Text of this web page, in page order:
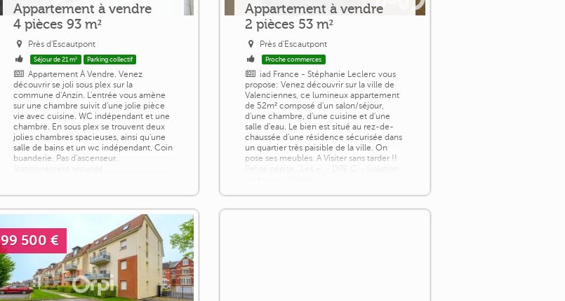
Appartement à vendre
4 pièces 93 m²
Près d'Escautpont
Séjour de 21 m² Parking collectif
Appartement À Vendre. Venez
découvrir se joli sous plex sur la
commune d'Anzin. L'entrée vous amène
sur une chambre suivit d'une jolie pièce
vie avec cuisine. WC indépendant et une
chambre. En sous plex se trouvent deux
jolies chambres spacieuses, ainsi qu'une
salle de bains et un wc indépendant. Coin
buanderie. Pas d'ascenseur.
Appartement à vendre
2 pièces 53 m²
Près d'Escautpont
Proche commerces
iad France - Stéphanie Leclerc vous
propose: Venez découvrir sur la ville de
Valenciennes, ce lumineux appartement
de 52m² composé d'un salon/séjour,
d'une chambre, d'une cuisine et d'une
salle d'eau. Le bien est situé au rez-de-
chaussée d'une résidence sécurisée dans
un quartier très paisible de la ville. On
pose ses meubles. A Visiter sans tarder !!
99 500 €